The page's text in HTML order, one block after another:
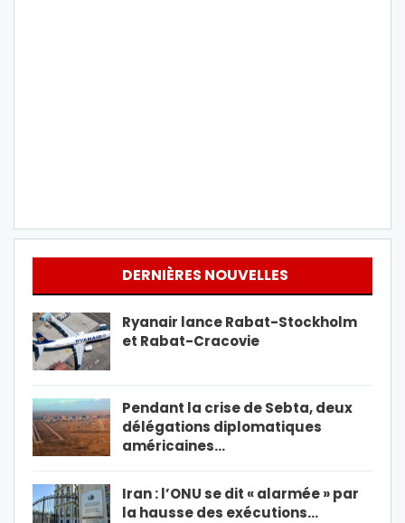
DERNIÈRES NOUVELLES
Ryanair lance Rabat-Stockholm
et Rabat-Cracovie
Pendant la crise de Sebta, deux
délégations diplomatiques
américaines…
Iran : l’ONU se dit « alarmée » par
la hausse des exécutions…